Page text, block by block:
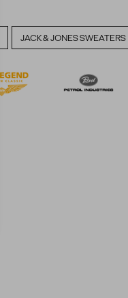
JACK & JONES SWEATERS